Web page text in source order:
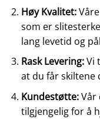
Høy Kvalitet:
som er
lang levetid og
Rask Levering:Vi
at du får skiltene
Kundestøtte:Vår
tilgjengelig for å